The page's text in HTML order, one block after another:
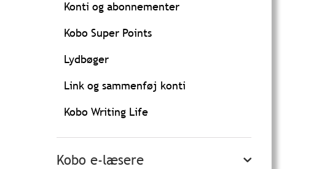
Konti og abonnementer
Kobo Super Points
Lydbøger
Link og sammenføj konti
Kobo Writing Life
Kobo e-læsere